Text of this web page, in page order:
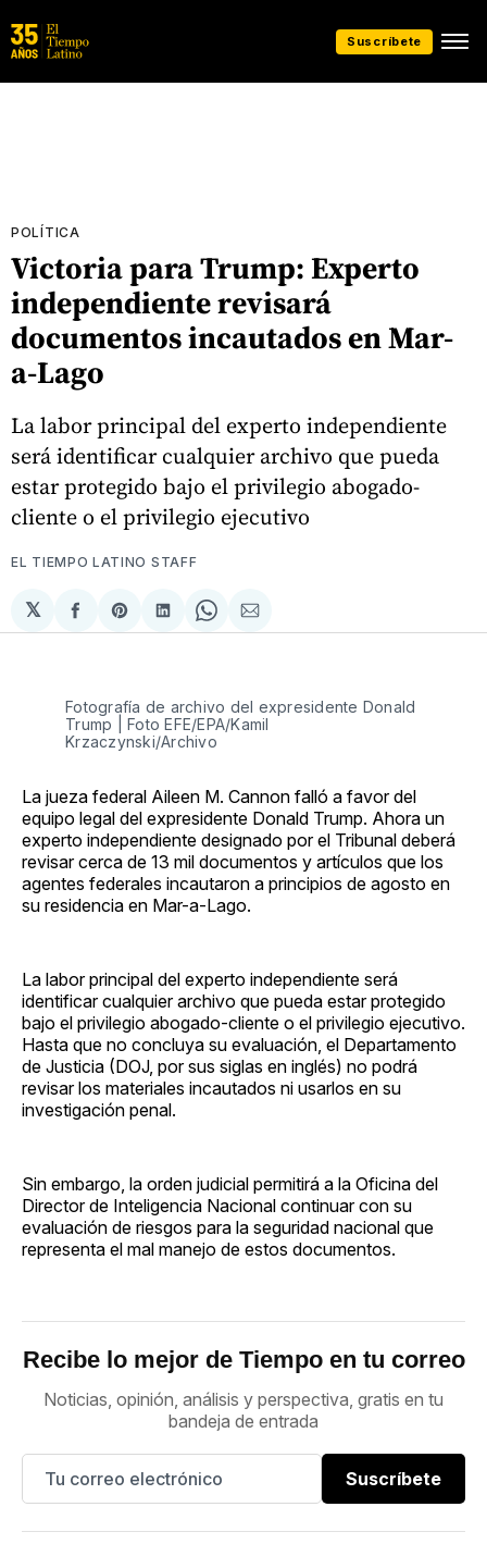
Suscríbete
POLÍTICA
Victoria para Trump: Experto
independiente revisará
documentos incautados en Mar-
a-Lago
La labor principal del experto independiente
será identificar cualquier archivo que pueda
estar protegido bajo el privilegio abogado-
cliente o el privilegio ejecutivo
EL TIEMPO LATINO STAFF
𝕏
Compartir
en
Share
on
Compartir
en
Share
on
Compartir
via
Fotografía de archivo del expresidente Donald
Trump | Foto EFE/EPA/Kamil
Krzaczynski/Archivo
La jueza federal Aileen M. Cannon falló a favor del
equipo legal del expresidente Donald Trump. Ahora un
experto independiente designado por el Tribunal deberá
revisar cerca de 13 mil documentos y artículos que los
agentes federales incautaron a principios de agosto en
su residencia en Mar-a-Lago.
La labor principal del experto independiente será
identificar cualquier archivo que pueda estar protegido
bajo el privilegio abogado-cliente o el privilegio ejecutivo.
Hasta que no concluya su evaluación, el Departamento
de Justicia (DOJ, por sus siglas en inglés) no podrá
revisar los materiales incautados ni usarlos en su
investigación penal.
Sin embargo, la orden judicial permitirá a la Oficina del
Director de Inteligencia Nacional continuar con su
evaluación de riesgos para la seguridad nacional que
representa el mal manejo de estos documentos.
Recibe lo mejor de Tiempo en tu correo
Noticias, opinión, análisis y perspectiva, gratis en tu
bandeja de entrada
Suscríbete